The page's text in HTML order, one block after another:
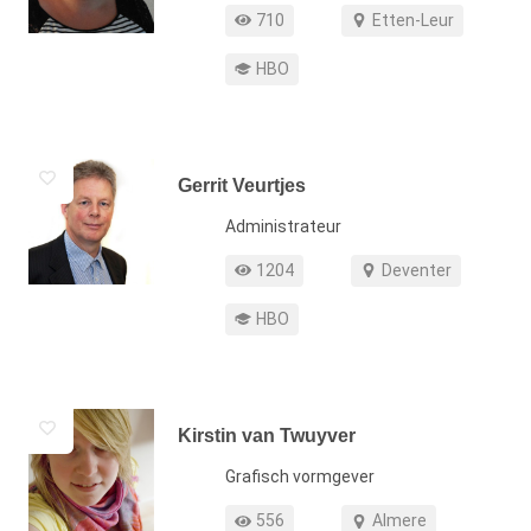
Profiel weergaven
710
Werkgebied Etten-Leur
Opleiding HBO
Gerrit Veurtjes
FunctieAdministrateur
Profiel weergaven
1204
Werkgebied Deventer
Opleiding HBO
Kirstin van Twuyver
FunctieGrafisch vormgever
Profiel weergaven
556
Werkgebied Almere